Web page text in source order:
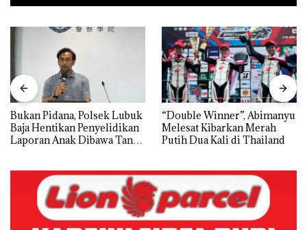
Bukan Pidana, Polsek Lubuk
Baja Hentikan Penyelidikan
Laporan Anak Dibawa Tanpa
“Double Winner”, Abimanyu
Melesat Kibarkan Merah
Putih Dua Kali di Thailand